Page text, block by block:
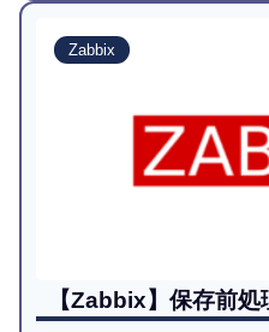
Zabbix
【Zabbix】保存前